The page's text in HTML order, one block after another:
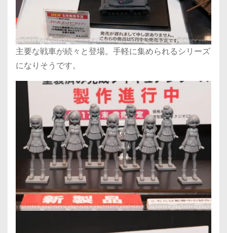
主要な戦車が続々と登場。手軽に集められるシリーズ
になりそうです。